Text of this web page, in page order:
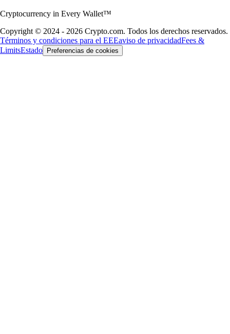
Cryptocurrency in Every Wallet™
Copyright © 2024 - 2026 Crypto.com. Todos los derechos reservados.
Términos y condiciones para el EEEaviso de privacidadFees &
LimitsEstado Preferencias de cookies